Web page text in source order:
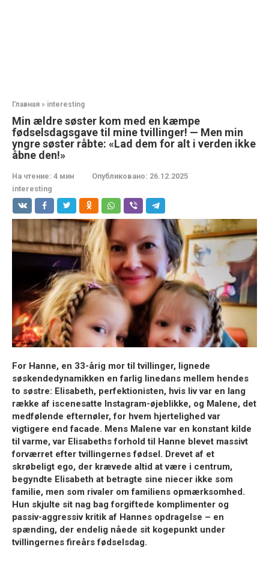
Главная » interesting
Min ældre søster kom med en kæmpe
fødselsdagsgave til mine tvillinger! — Men min
yngre søster råbte: «Lad dem for alt i verden ikke
åbne den!»
На чтение: 4 мин Опубликовано: 26.12.2025
interesting
For Hanne, en 33-årig mor til tvillinger, lignede
søskendedynamikken en farlig linedans mellem hendes
to søstre: Elisabeth, perfektionisten, hvis liv var en lang
række af iscenesatte Instagram-øjeblikke, og Malene, det
medfølende efternøler, for hvem hjertelighed var
vigtigere end facade. Mens Malene var en konstant kilde
til varme, var Elisabeths forhold til Hanne blevet massivt
forværret efter tvillingernes fødsel. Drevet af et
skrøbeligt ego, der krævede altid at være i centrum,
begyndte Elisabeth at betragte sine niecer ikke som
familie, men som rivaler om familiens opmærksomhed.
Hun skjulte sit nag bag forgiftede komplimenter og
passiv-aggressiv kritik af Hannes opdragelse – en
spænding, der endelig nåede sit kogepunkt under
tvillingernes fireårs fødselsdag.